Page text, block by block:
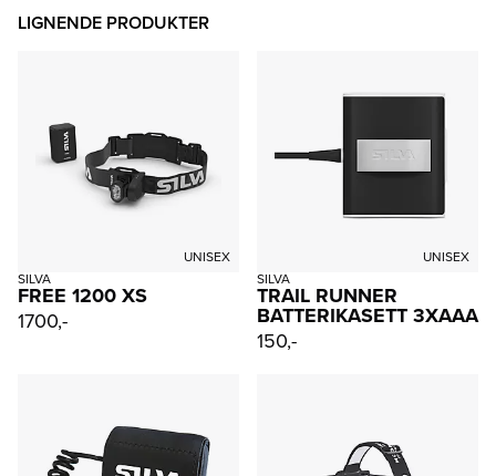
LIGNENDE PRODUKTER
UNISEX
SILVA
FREE 1200 XS
1700,-
UNISEX
SILVA
TRAIL RUNNER
BATTERIKASETT 3XAAA
150,-